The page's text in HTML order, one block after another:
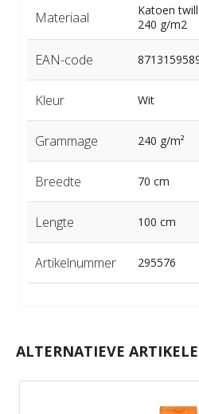
Materiaal
Katoen
240 g/m2
EAN-code
Kleur Wit
Grammage 240 g/m²
Breedte 70 cm
Lengte 100 cm
Artikelnummer 295576
ALTERNATIEVE